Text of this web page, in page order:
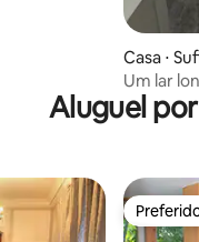
Casa ⋅
Um lar
Aluguel